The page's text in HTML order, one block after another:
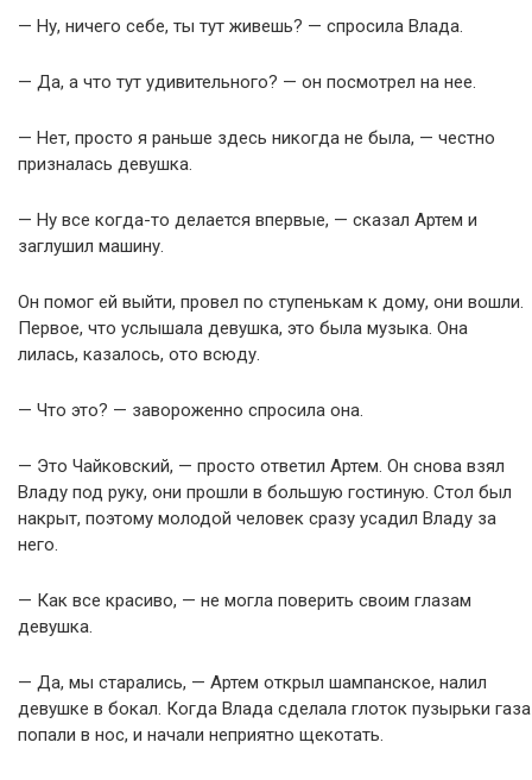
— Ну, ничего себе, ты тут живешь? — спросила Влада.
— Да, а что тут удивительного? — он посмотрел на нее.
— Нет, просто я раньше здесь никогда не была, — честно
призналась девушка.
— Ну все когда-то делается впервые, — сказал Артем и
заглушил машину.
Он помог ей выйти, провел по ступенькам к дому, они вошли.
Первое, что услышала девушка, это была музыка. Она
лилась, казалось, ото всюду.
— Что это? — завороженно спросила она.
— Это Чайковский, — просто ответил Артем. Он снова взял
Владу под руку, они прошли в большую гостиную. Стол был
накрыт, поэтому молодой человек сразу усадил Владу за
него.
— Как все красиво, — не могла поверить своим глазам
девушка.
— Да, мы старались, — Артем открыл шампанское, налил
девушке в бокал. Когда Влада сделала глоток пузырьки газа
попали в нос, и начали неприятно щекотать.